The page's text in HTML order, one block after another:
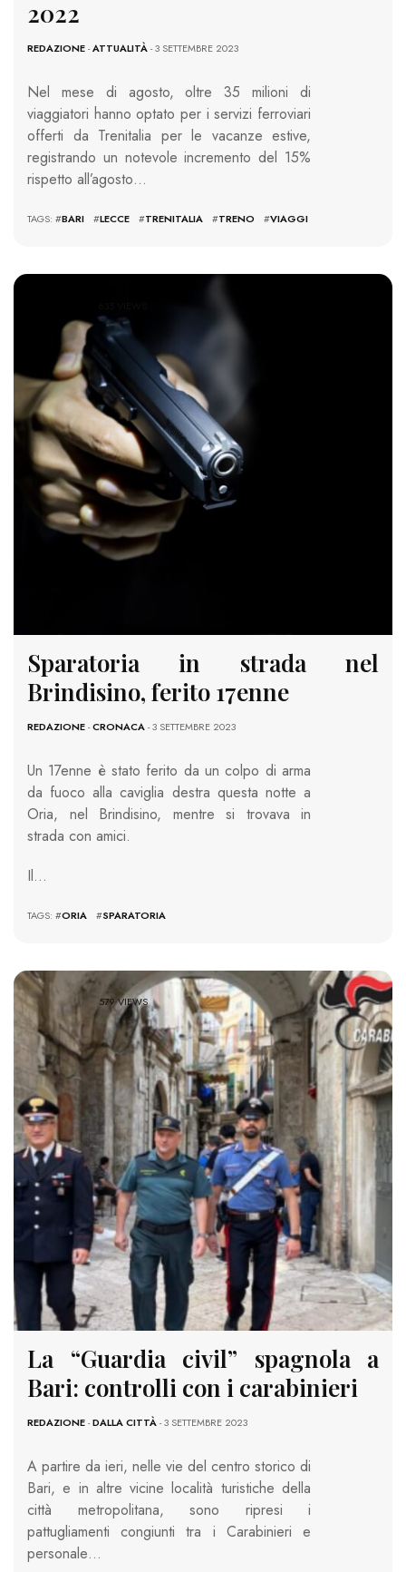
2022
REDAZIONE-ATTUALITÀ- 3 SETTEMBRE 2023
Nel mese di agosto, oltre 35 milioni di
viaggiatori hanno optato per i servizi ferroviari
offerti da Trenitalia per le vacanze estive,
registrando un notevole incremento del 15%
rispetto all’agosto…
TAGS: #BARI #LECCE #TRENITALIA #TRENO #VIAGGI
Sparatoria in strada nel
Brindisino, ferito 17enne
REDAZIONE-CRONACA- 3 SETTEMBRE 2023
Un 17enne è stato ferito da un colpo di arma
da fuoco alla caviglia destra questa notte a
Oria, nel Brindisino, mentre si trovava in
strada con amici.
Il…
TAGS: #ORIA #SPARATORIA
579 VIEWS
La “Guardia civil” spagnola a
Bari: controlli con i carabinieri
REDAZIONE-DALLA CITTÀ- 3 SETTEMBRE 2023
A partire da ieri, nelle vie del centro storico di
Bari, e in altre vicine località turistiche della
città metropolitana, sono ripresi i
pattugliamenti congiunti tra i Carabinieri e
personale…